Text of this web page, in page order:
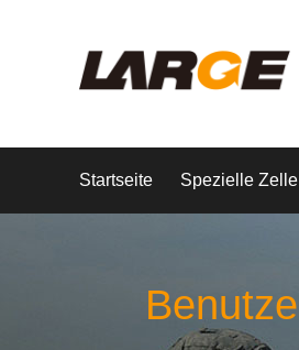
Startseite Spezielle Zelle